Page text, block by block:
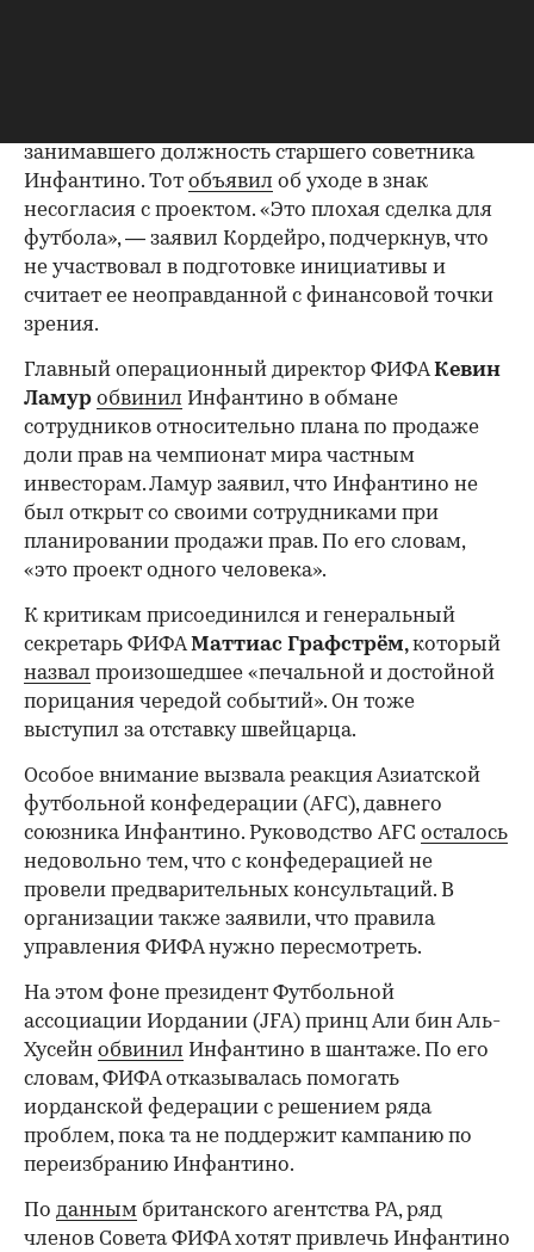
занимавшего должность старшего советника
Инфантино. Тот объявил об уходе в знак
несогласия с проектом. «Это плохая сделка для
футбола», — заявил Кордейро, подчеркнув, что
не участвовал в подготовке инициативы и
считает ее неоправданной с финансовой точки
зрения.
Главный операционный директор ФИФАКевин
Ламур обвинил Инфантино в обмане
сотрудников относительно плана по продаже
доли прав на чемпионат мира частным
инвесторам. Ламур заявил, что Инфантино не
был открыт со своими сотрудниками при
планировании продажи прав. По его словам,
«это проект одного человека».
К критикам присоединился и генеральный
секретарь ФИФАМаттиас Графстрём,который
назвал произошедшее «печальной и достойной
порицания чередой событий». Он тоже
выступил за отставку швейцарца.
Особое внимание вызвала реакция Азиатской
футбольной конфедерации (AFC), давнего
союзника Инфантино. Руководство AFC осталось
недовольно тем, что с конфедерацией не
провели предварительных консультаций. В
организации также заявили, что правила
управления ФИФА нужно пересмотреть.
На этом фоне президент Футбольной
ассоциации Иордании (JFA) принц Али бин Аль-
Хусейн обвинил Инфантино в шантаже. По его
словам, ФИФА отказывалась помогать
иорданской федерации с решением ряда
проблем, пока та не поддержит кампанию по
переизбранию Инфантино.
По данным британского агентства PA, ряд
членов Совета ФИФА хотят привлечь Инфантино